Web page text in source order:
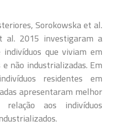
Sorokowska et al.
al. 2015 investigaram a
que viviam em
não industrializadas. Em
residentes em
apresentaram melhor
aos indivíduos